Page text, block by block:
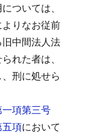
ついては、
りなお従前
中間法人法
れた者は、
刑に処せら
項第三号
項において